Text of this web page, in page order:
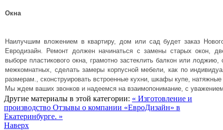
Окна
Наилучшим вложением в квартиру, дом или сад будет заказ
Евродизайн. Ремонт должен начинаться с замены старых окон,
выборе пластикового окна, грамотно застеклить балкон или
межкомнатных, сделать замеры корпусной мебели, как по
размерам., сконструировать встроенные кухни, шкафы купе, натяжные
Мы ждем ваших звонков и надеемся на взаимопонимание, с
Другие материалы в этой категории: « Изготовление и
производство Отзывы о компании «ЕвроДизайн» в
Екатеринбурге. »
Наверх